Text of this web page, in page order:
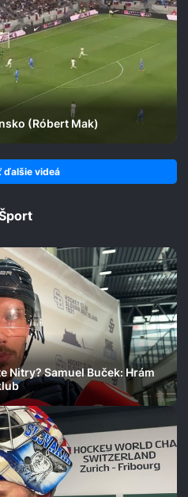
Slovensko 3:0 Lichtenštajnsko (Róbert Mak)
ďalšie videá
Nitry? Samuel Buček: Hrám